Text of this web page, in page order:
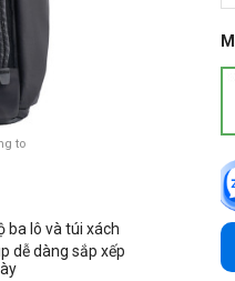
to
ba lô và túi xách
dễ dàng sắp xếp